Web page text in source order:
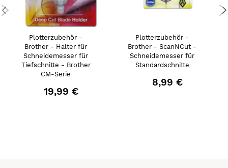
Plotterzubehör -
Brother - Halter für
Schneidemesser für
Tiefschnitte - Brother
CM-Serie
19,99 €
Plotterzubehör -
Brother - ScanNCut -
Schneidemesser für
Standardschnitte
8,99 €